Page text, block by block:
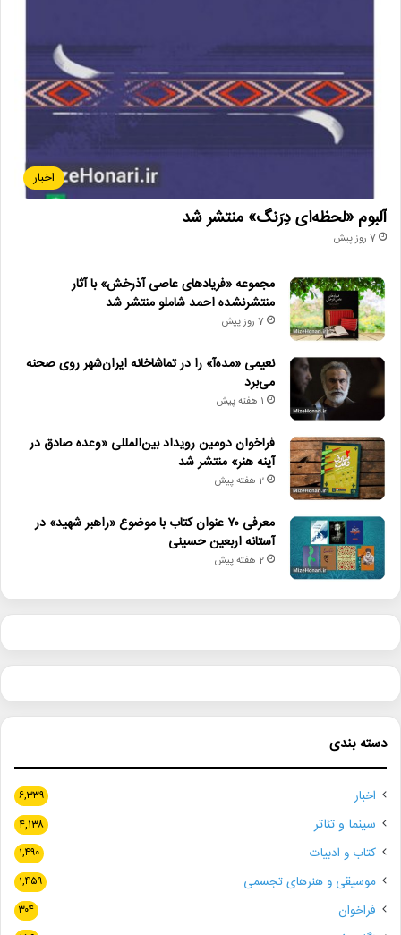
اخبار
آلبوم «لحظه‌ای دِرَنگ» منتشر شد
7 روز پیش
مجموعه «فریادهای عاصی آذرخش» با آثار
منتشرنشده احمد شاملو منتشر شد
7 روز پیش
نعیمی «مده‌آ» را در تماشاخانه ایران‌شهر روی صحنه
می‌برد
1 هفته پیش
فراخوان دومین رویداد بین‌المللی «وعده صادق در
آینه هنر» منتشر شد
2 هفته پیش
معرفی ۷۰ عنوان کتاب با موضوع «راهبر شهید» در
آستانه اربعین حسینی
2 هفته پیش
دسته بندی
اخبار ۶,۳۳۹
سینما و تئاتر ۴,۱۳۸
کتاب و ادبیات ۱,۴۹۰
موسیقی و هنرهای تجسمی ۱,۴۵۹
فراخوان ۳۰۴